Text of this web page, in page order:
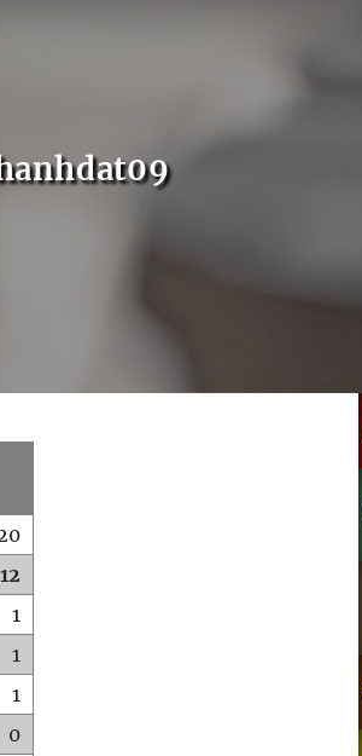
1
1
1
0